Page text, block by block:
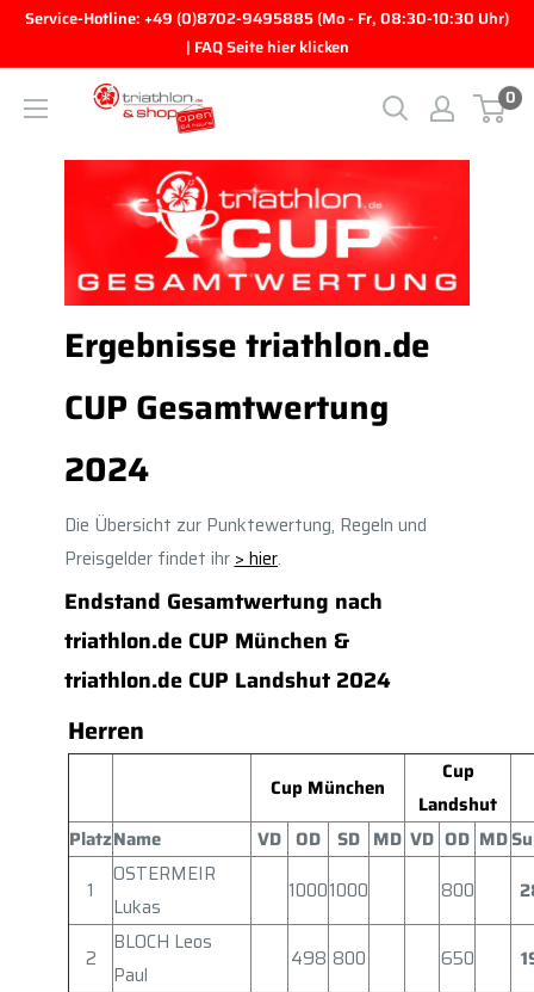
Direkt zum Inhalt
Service-Hotline: +49 (0)8702-9495885 (Mo - Fr, 08:30-10:30 Uhr)
| FAQ Seite hier klicken
triathlon.de GmbH 0
Ergebnisse triathlon.de
CUP Gesamtwertung
2024
Die Übersicht zur Punktewertung, Regeln und
Preisgelder findet ihr > hier.
Endstand Gesamtwertung nach
triathlon.de CUP München &
triathlon.de CUP Landshut 2024
Herren
Cup München
Cup
Landshut
PlatzName VD OD SD MD VD OD MD
1
OSTERMEIR
Lukas
10001000 800
2
BLOCH Leos
Paul
498 800 650